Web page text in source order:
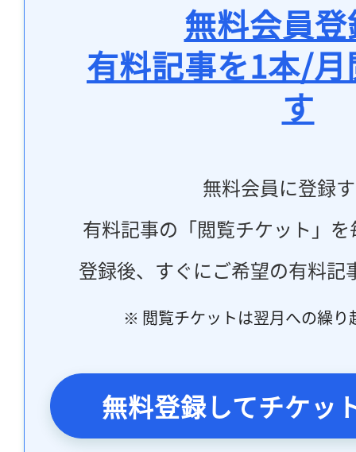
無料会員
有料記事を1本/
す
無料会員に登録
有料記事の「閲覧チケット」
登録後、すぐにご希望の有料記
※ 閲覧チケットは翌月への繰り
無料登録してチケッ